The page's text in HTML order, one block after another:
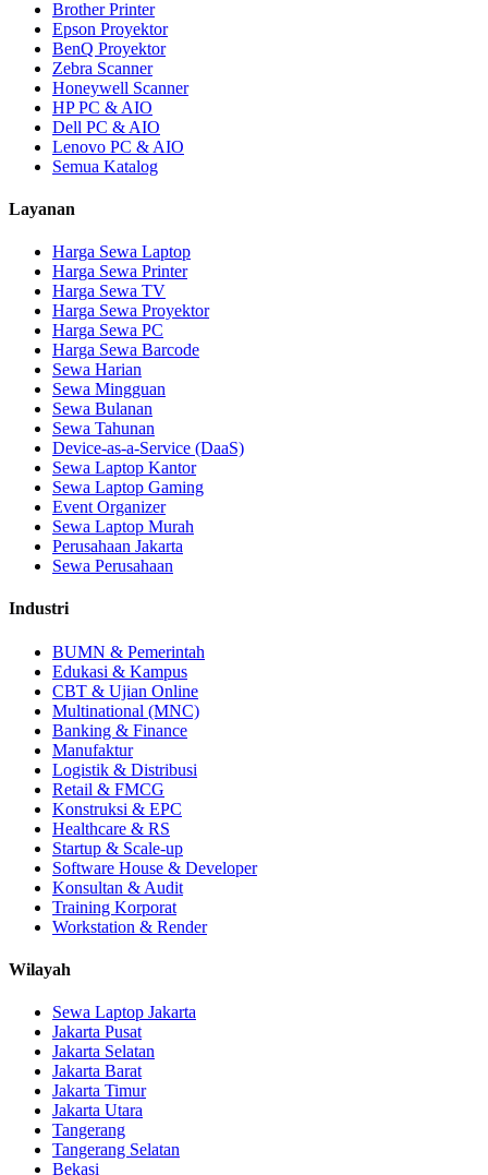
Brother Printer
Epson Proyektor
BenQ Proyektor
Zebra Scanner
Honeywell Scanner
HP PC & AIO
Dell PC & AIO
Lenovo PC & AIO
Semua Katalog
Layanan
Harga Sewa Laptop
Harga Sewa Printer
Harga Sewa TV
Harga Sewa Proyektor
Harga Sewa PC
Harga Sewa Barcode
Sewa Harian
Sewa Mingguan
Sewa Bulanan
Sewa Tahunan
Device-as-a-Service (DaaS)
Sewa Laptop Kantor
Sewa Laptop Gaming
Event Organizer
Sewa Laptop Murah
Perusahaan Jakarta
Sewa Perusahaan
Industri
BUMN & Pemerintah
Edukasi & Kampus
CBT & Ujian Online
Multinational (MNC)
Banking & Finance
Manufaktur
Logistik & Distribusi
Retail & FMCG
Konstruksi & EPC
Healthcare & RS
Startup & Scale-up
Software House & Developer
Konsultan & Audit
Training Korporat
Workstation & Render
Wilayah
Sewa Laptop Jakarta
Jakarta Pusat
Jakarta Selatan
Jakarta Barat
Jakarta Timur
Jakarta Utara
Tangerang
Tangerang Selatan
Bekasi